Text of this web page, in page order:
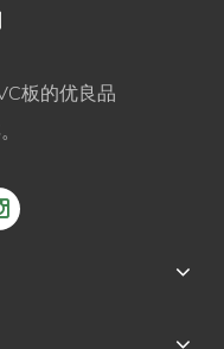
板的优良品